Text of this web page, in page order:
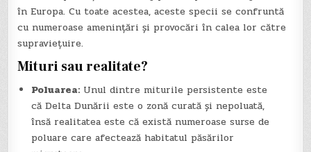
în Europa. Cu toate acestea, aceste specii se confruntă
cu numeroase amenințări și provocări în calea lor către
supraviețuire.
Mituri sau realitate?
Poluarea: Unul dintre miturile persistente este
că Delta Dunării este o zonă curată și nepoluată,
însă realitatea este că există numeroase surse de
poluare care afectează habitatul păsărilor